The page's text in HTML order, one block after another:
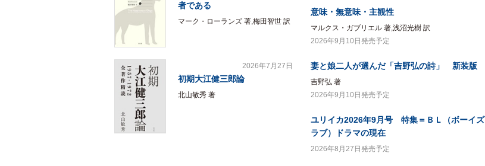
者である
マーク・ローランズ 著,梅田智世 訳
2026年7月27日
初期大江健三郎論
北山敏秀 著
意味・無意味・主観性
マルクス・ガブリエル 著,浅沼光樹 訳
2026年9月10日発売予定
妻と娘二人が選んだ「吉野弘の詩」 新装版
吉野弘 著
2026年9月10日発売予定
ユリイカ2026年9月号 特集＝ＢＬ（ボーイズ
ラブ）ドラマの現在
2026年8月27日発売予定